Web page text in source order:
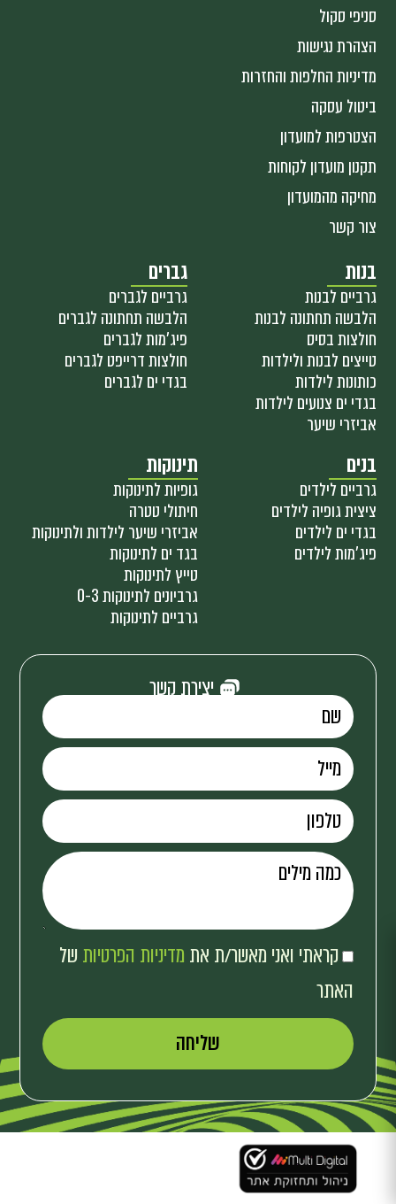
סניפי סקול
הצהרת נגישות
מדיניות החלפות והחזרות
ביטול עסקה
הצטרפות למועדון
תקנון מועדון לקוחות
מחיקה מהמועדון
צור קשר
בנות
גרביים לבנות
הלבשה תחתונה לבנות
חולצות בסיס
טייצים לבנות ולילדות
כותונות לילדות
בגדי ים צנועים לילדות
אביזרי שיער
גברים
גרביים לגברים
הלבשה תחתונה לגברים
פיג'מות לגברים
חולצות דרייפט לגברים
בגדי ים לגברים
בנים
גרביים לילדים
ציצית גופיה לילדים
בגדי ים לילדים
פיג'מות לילדים
תינוקות
גופיות לתינוקות
חיתולי טטרה
אביזרי שיער לילדות ולתינוקות
בגד ים לתינוקות
טייץ לתינוקות
גרביונים לתינוקות 0-3
גרביים לתינוקות
יצירת קשר
קראתי ואני מאשר/ת את מדיניות הפרטיות של
האתר
שליחה